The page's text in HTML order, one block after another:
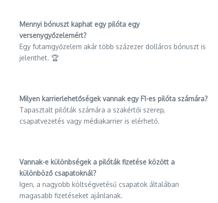
Mennyi bónuszt kaphat egy pilóta egy
versenygyőzelemért?
Egy futamgyőzelem akár több százezer dolláros bónuszt is
jelenthet. 🏆
Milyen karrierlehetőségek vannak egy F1-es pilóta számára?
Tapasztalt pilóták számára a szakértői szerep,
csapatvezetés vagy médiakarrier is elérhető.
Vannak-e különbségek a pilóták fizetése között a
különböző csapatoknál?
Igen, a nagyobb költségvetésű csapatok általában
magasabb fizetéseket ajánlanak.